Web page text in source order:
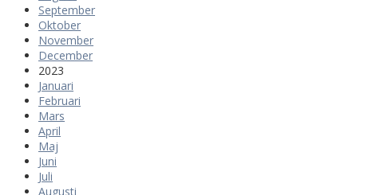
September
Oktober
November
December
2023
Januari
Februari
Mars
April
Maj
Juni
Juli
Augusti